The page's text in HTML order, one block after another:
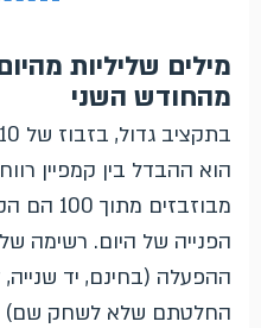
מילים שליליות
מהחודש השני
הפנייה של היום. רשימה
ההפעלה (בחינם, יד
החלטתם שלא לשחק שם)